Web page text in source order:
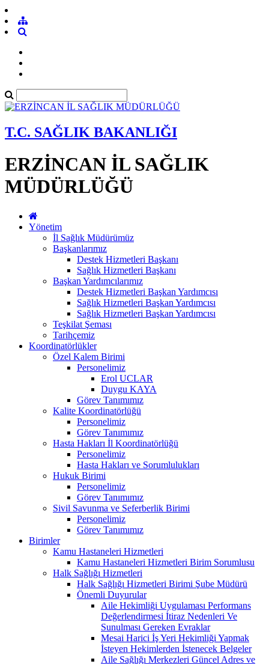
T.C. SAĞLIK BAKANLIĞI
ERZİNCAN İL SAĞLIK
MÜDÜRLÜĞÜ
Yönetim
İl Sağlık Müdürümüz
Başkanlarımız
Destek Hizmetleri Başkanı
Sağlık Hizmetleri Başkanı
Başkan Yardımcılarımız
Destek Hizmetleri Başkan Yardımcısı
Sağlık Hizmetleri Başkan Yardımcısı
Sağlık Hizmetleri Başkan Yardımcısı
Teşkilat Şeması
Tarihçemiz
Koordinatörlükler
Özel Kalem Birimi
Personelimiz
Erol UCLAR
Duygu KAYA
Görev Tanımımız
Kalite Koordinatörlüğü
Personelimiz
Görev Tanımımız
Hasta Hakları İl Koordinatörlüğü
Personelimiz
Hasta Hakları ve Sorumlulukları
Hukuk Birimi
Personelimiz
Görev Tanımımız
Sivil Savunma ve Seferberlik Birimi
Personelimiz
Görev Tanımımız
Birimler
Kamu Hastaneleri Hizmetleri
Kamu Hastaneleri Hizmetleri Birim Sorumlusu
Halk Sağlığı Hizmetleri
Halk Sağlığı Hizmetleri Birimi Şube Müdürü
Önemli Duyurular
Aile Hekimliği Uygulaması Performans
Değerlendirmesi İtiraz Nedenleri Ve
Sunulması Gereken Evraklar
Mesai Harici İş Yeri Hekimliği Yapmak
İsteyen Hekimlerden İstenecek Belgeler
Aile Sağlığı Merkezleri Güncel Adres ve